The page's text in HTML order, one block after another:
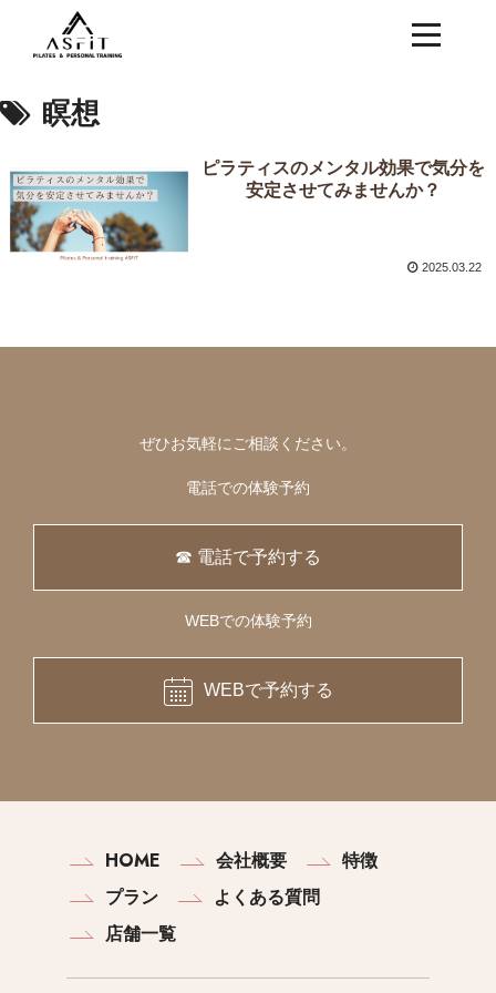
瞑想
ピラティスのメンタル効果で気分を
安定させてみませんか？
2025.03.22
ぜひお気軽にご相談ください。
電話での体験予約
☎ 電話で予約する
WEBでの体験予約
WEBで予約する
HOME 会社概要
特徴
プラン
よくある質問
店舗一覧